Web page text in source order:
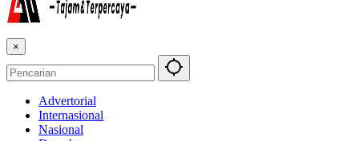
×
Advertorial
Internasional
Nasional